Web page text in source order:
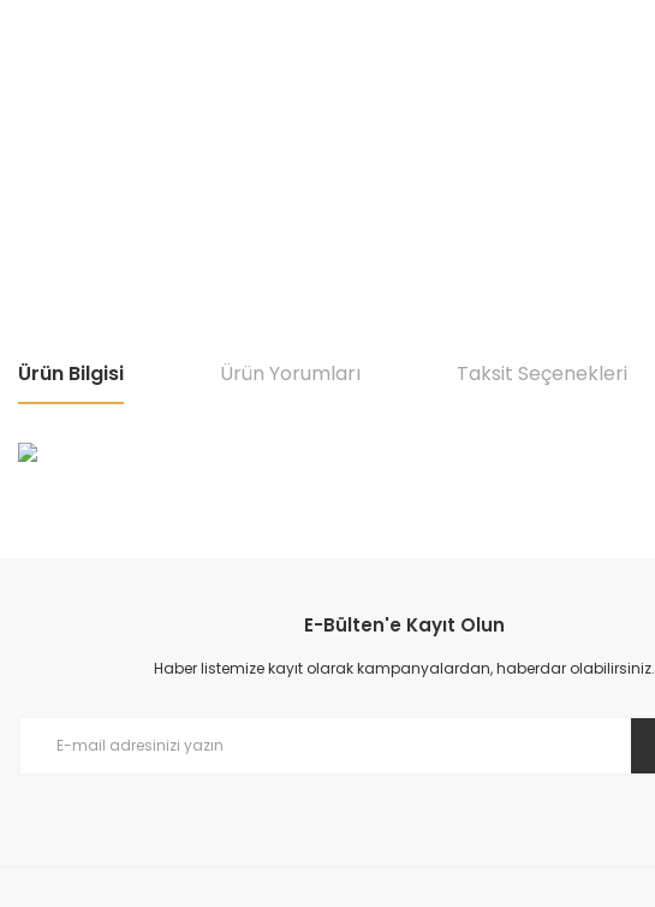
Ürün Bilgisi Ürün Yorumları Taksit Seçenekleri
Ürün resmi kalitesiz, bozuk veya görüntülenemiyor.
Ürün açıklamasında eksik bilgiler bulunuyor.
E-Bülten'e Kayıt Olun
Haber listemize kayıt olarak kampanyalardan, haberdar olabilirsiniz.